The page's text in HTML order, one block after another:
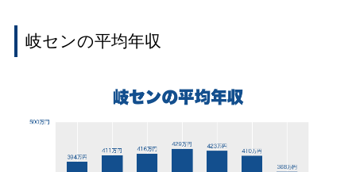
岐センの平均年収